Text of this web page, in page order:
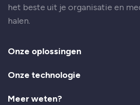
het beste uit je organisatie en
halen.
Onze oplossingen
Onze technologie
Meer weten?